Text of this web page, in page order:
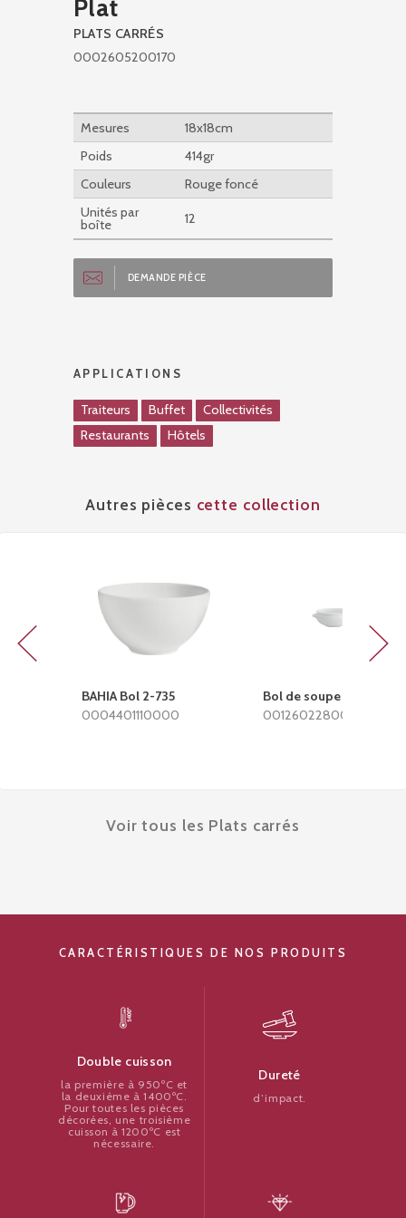
Plat
PLATS CARRÉS
0002605200170
Mesures
18x18cm
Poids
414gr
Couleurs
Rouge foncé
Unités par
boîte 12
DEMANDE PIÈCE
APPLICATIONS
Traiteurs Buffet
Collectivités
Restaurants
Hôtels
Autres pièces cette collection
BAHIA Bol 2-735
0004401110000
Bol de soupe
0012602280000
Voir tous les Plats carrés
CARACTÉRISTIQUES DE NOS PRODUITS
Double cuisson
la première à 950ºC et
la deuxième à 1400ºC.
Pour toutes les pièces
décorées, une troisième
cuisson à 1200ºC est
nécessaire.
Dureté
d’impact.